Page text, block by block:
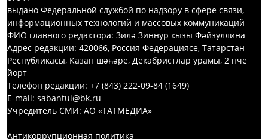
выдано Федеральной службой по надзору в сфере связи,
информационных технологий и массовых коммуникаций
ФИО главного редактора: Зилә Зиннур кызы Фәйзуллина
Адрес редакции: 420066, Россия Федерациясе, Татарстан
Республикасы, Казан шәһәре, Декабристлар урамы, 2 нче
йорт
Телефон редакции: +7 (843) 222-09-84 (1649)
E-mail: sabantui@bk.ru
Учредитель СМИ: АО «ТАТМЕДИА»
Антикоррупционная политика